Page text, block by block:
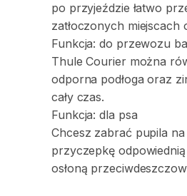
po przyjeździe łatwo
zatłoczonych miejscach
Funkcja: do przewozu
Thule Courier można
odporna podłoga oraz
cały czas.
Funkcja: dla psa
Chcesz zabrać pupila na
przyczepkę odpowiednią
osłoną